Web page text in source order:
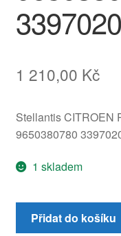
1 210,00 Kč
Stellantis CITROEN
9650380780
1 skladem
Motor
předního
Přidat do košíku